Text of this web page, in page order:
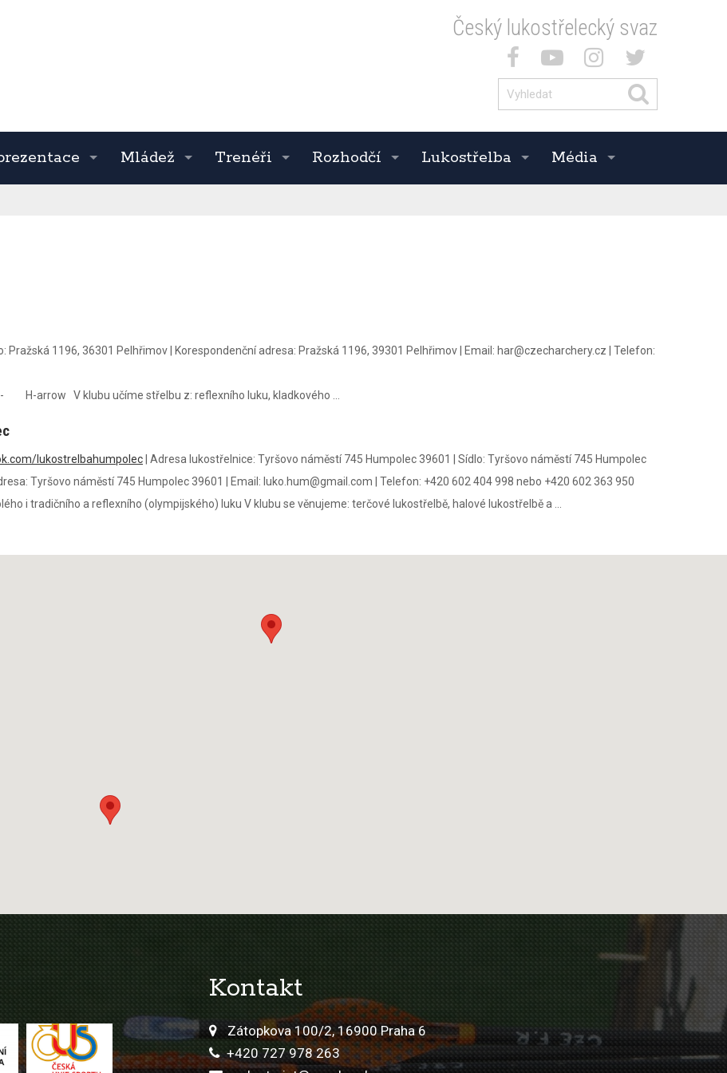
Český lukostřelecký svaz
Mládež Trenéři Rozhodčí Lukostřelba Média
Pražská 1196, 36301 Pelhřimov Korespondenční adresa: Pražská 1196, 39301 Pelhřimov Email: har@czecharchery.cz
Telefon:
H-arrow V klubu učíme střelbu z: reflexního luku, kladkového ...
lukostrelbahumpolec Adresa lukostřelnice: Tyršovo náměstí 745 Humpolec 39601 Sídlo: Tyršovo náměstí 745 Humpolec
Tyršovo náměstí 745 Humpolec 39601 Email: luko.hum@gmail.com Telefon: +420 602 404 998 nebo +420 602 363 950
i tradičního a reflexního (olympijského) luku V klubu se věnujeme: terčové lukostřelbě, halové lukostřelbě a ...
Kontakt
Zátopkova 100/2, 16900 Praha 6
+420 727 978 263